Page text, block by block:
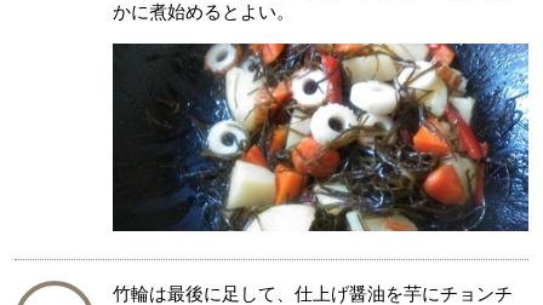
かに煮始めるとよい。
竹輪は最後に足して、仕上げ醤油を芋にチョンチ